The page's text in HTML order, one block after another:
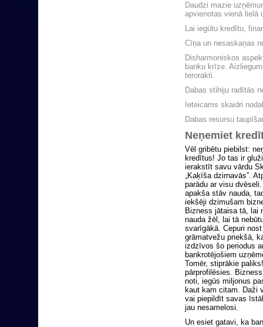
Daudzi mazie
apvienotas vienā lielā
Lai iegūtu kredītu,
Cīņa un nesaskaņas
Disharmoniskos
banku krīze.
terorakti.
Dabas stihiju radītās
Ieteicams skaidri
Dabas resursu
Neņemiet
Vēl gribētu piebilst:
kredītus! Jo tas ir
ierakstīt savu vārdu
„Kaķīša dzirnavās”.
parādu ar visu
apakša stāv nauda,
iekšēji dzimušam
Bizness jātaisa tā, lai
nauda žēl, lai tā
svarīgākā. Cepuri nost
grāmatvežu priekšā,
izdzīvos šo periodus
bankrotējošiem
Tomēr, stiprākie
pārprofilēsies.
noti, iegūs miljonus
kaut kam citam. Daži
vai piepildīt savas
jau nesamelosi.
Un esiet gatavi, ka